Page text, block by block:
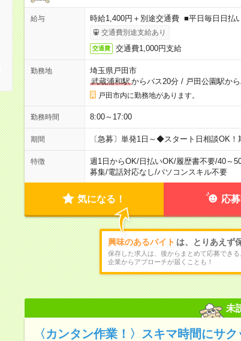
給与 時給1,400円＋別途交通費 ■平日毎日日払
交通費別途支給あり
交通費 交通費1,000円支給
勤務地
埼玉県戸田市
武蔵浦和駅からバス20分/ 戸田公園駅か
戸田市内に勤務地があります。
勤務時間 8:00～17:00
期間 〔急募〕単発1日～◆スタート日相談OK！
特徴 週1日からOK/日払いOK/履歴書不要/40～
募集/電話対応なし/パソコンスキル不要
気になる！ 応
興味のあるバイト は、とりあえず
保存した求人は、後からまとめて応募できる
企業からアプローチが届くことも！
未
〈カンタン作業！〉スキマ時間にサ